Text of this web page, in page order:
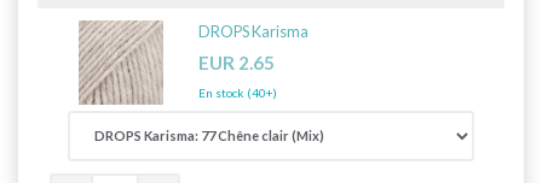
DROPS Karisma
EUR 2.65
En stock (40+)